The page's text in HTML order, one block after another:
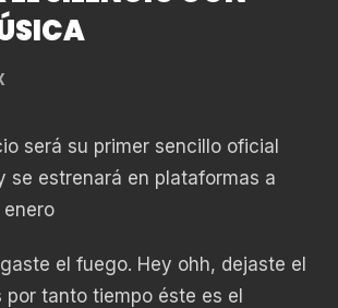
será su primer sencillo oficial
se estrenará en plataformas a
el fuego. Hey ohh, dejaste el
por tanto tiempo éste es el